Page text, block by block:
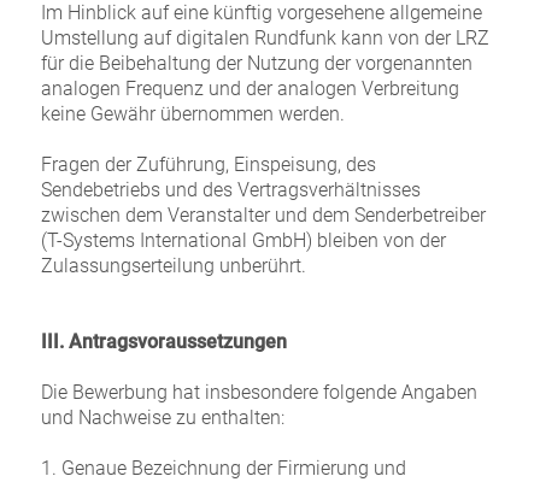
Im Hinblick auf eine künftig vorgesehene allgemeine
Umstellung auf digitalen Rundfunk kann von der LRZ
für die Beibehaltung der Nutzung der vorgenannten
analogen Frequenz und der analogen Verbreitung
keine Gewähr übernommen werden.
Fragen der Zuführung, Einspeisung, des
Sendebetriebs und des Vertragsverhältnisses
zwischen dem Veranstalter und dem Senderbetreiber
(T-Systems International GmbH) bleiben von der
Zulassungserteilung unberührt.
III. Antragsvoraussetzungen
Die Bewerbung hat insbesondere folgende Angaben
und Nachweise zu enthalten:
1. Genaue Bezeichnung der Firmierung und